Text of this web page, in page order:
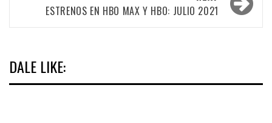
ESTRENOS EN HBO MAX Y HBO: JULIO 2021
DALE LIKE: